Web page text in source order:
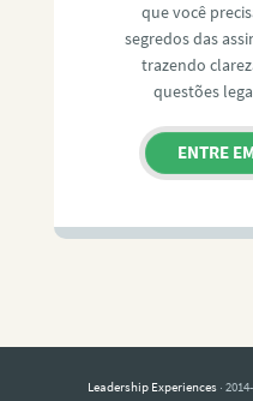
que você
segredos das
trazendo
questões
ENTRE
Leadership Experiences ·